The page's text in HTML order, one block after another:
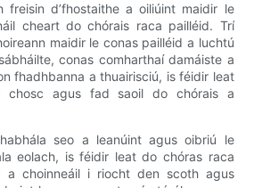
freisin d’fhostaithe a oiliúint maidir le
cheart do chórais raca pailléid. Trí
maidir le conas pailléid a luchtú
conas comharthaí damáiste a
fhadhbanna a thuairisciú, is féidir leat
chosc agus fad saoil do chórais a
seo a leanúint agus oibriú le
eolach, is féidir leat do chóras raca
a choinneáil i riocht den scoth agus